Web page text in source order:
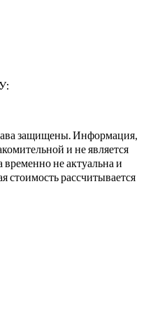
защищены. Информация,
и не является
не актуальна и
стоимость рассчитывается